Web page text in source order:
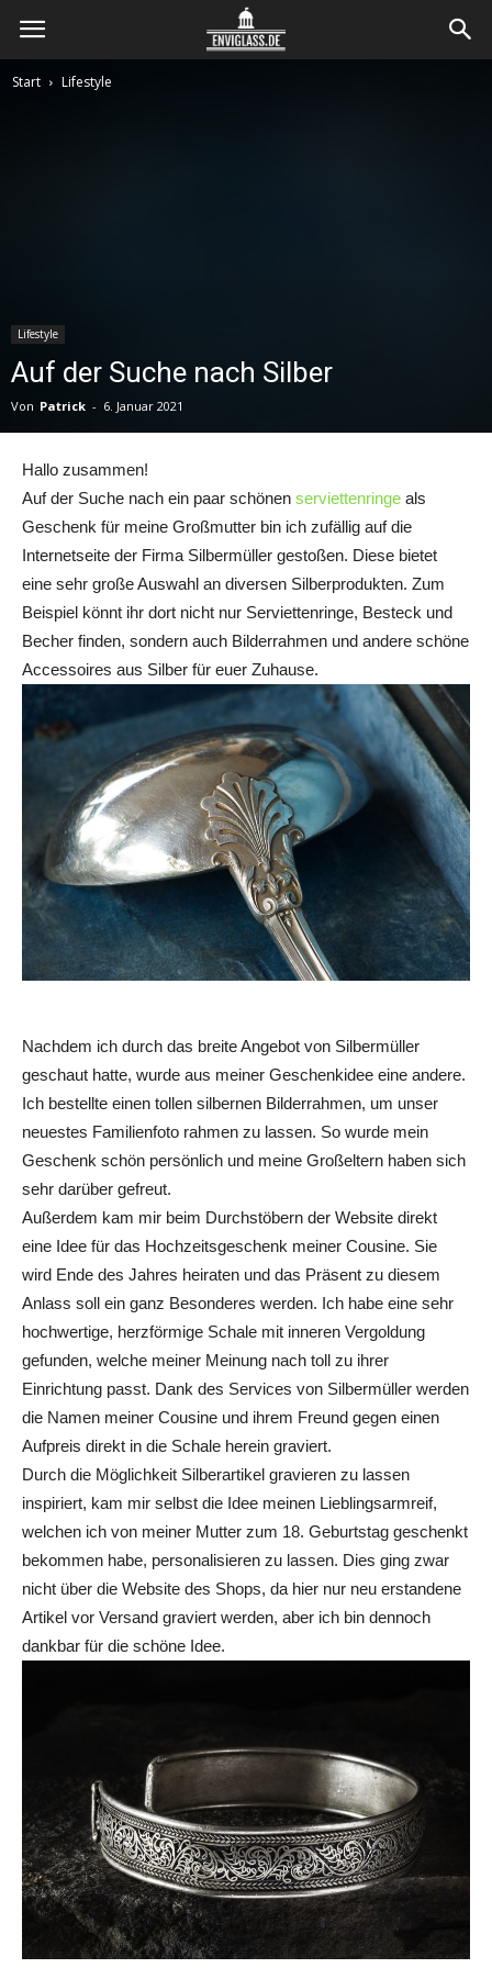
Envi
Start Lifestyle
Lifestyle
Auf der Suche nach Silber
Von Patrick - 6. Januar 2021
Hallo zusammen!
Auf der Suche nach ein paar schönen serviettenringe als
Geschenk für meine Großmutter bin ich zufällig auf die
Internetseite der Firma Silbermüller gestoßen. Diese bietet
eine sehr große Auswahl an diversen Silberprodukten. Zum
Beispiel könnt ihr dort nicht nur Serviettenringe, Besteck und
Becher finden, sondern auch Bilderrahmen und andere schöne
Accessoires aus Silber für euer Zuhause.
Nachdem ich durch das breite Angebot von Silbermüller
geschaut hatte, wurde aus meiner Geschenkidee eine andere.
Ich bestellte einen tollen silbernen Bilderrahmen, um unser
neuestes Familienfoto rahmen zu lassen. So wurde mein
Geschenk schön persönlich und meine Großeltern haben sich
sehr darüber gefreut.
Außerdem kam mir beim Durchstöbern der Website direkt
eine Idee für das Hochzeitsgeschenk meiner Cousine. Sie
wird Ende des Jahres heiraten und das Präsent zu diesem
Anlass soll ein ganz Besonderes werden. Ich habe eine sehr
hochwertige, herzförmige Schale mit inneren Vergoldung
gefunden, welche meiner Meinung nach toll zu ihrer
Einrichtung passt. Dank des Services von Silbermüller werden
die Namen meiner Cousine und ihrem Freund gegen einen
Aufpreis direkt in die Schale herein graviert.
Durch die Möglichkeit Silberartikel gravieren zu lassen
inspiriert, kam mir selbst die Idee meinen Lieblingsarmreif,
welchen ich von meiner Mutter zum 18. Geburtstag geschenkt
bekommen habe, personalisieren zu lassen. Dies ging zwar
nicht über die Website des Shops, da hier nur neu erstandene
Artikel vor Versand graviert werden, aber ich bin dennoch
dankbar für die schöne Idee.